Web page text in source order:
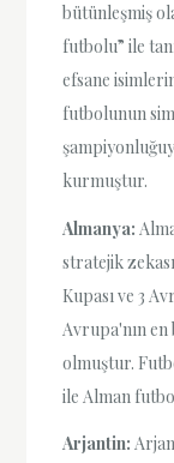
bütünleşmiş
futbolu” ile
efsane
futbolunun
kurmuştur.
Almanya:
stratejik
Kupası ve 3
Avrupa'nın en
olmuştur.
ile Alman
Arjantin: